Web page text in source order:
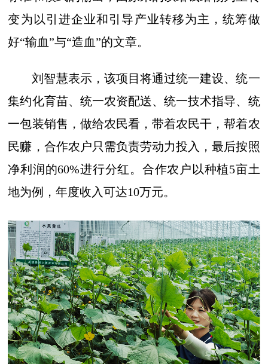
变为以引进企业和引导产业转移为主，统筹做
好“输血”与“造血”的文章。
刘智慧表示，该项目将通过统一建设、统一
集约化育苗、统一农资配送、统一技术指导、统
一包装销售，做给农民看，带着农民干，帮着农
民赚，合作农户只需负责劳动力投入，最后按照
净利润的60%进行分红。合作农户以种植5亩土
地为例，年度收入可达10万元。